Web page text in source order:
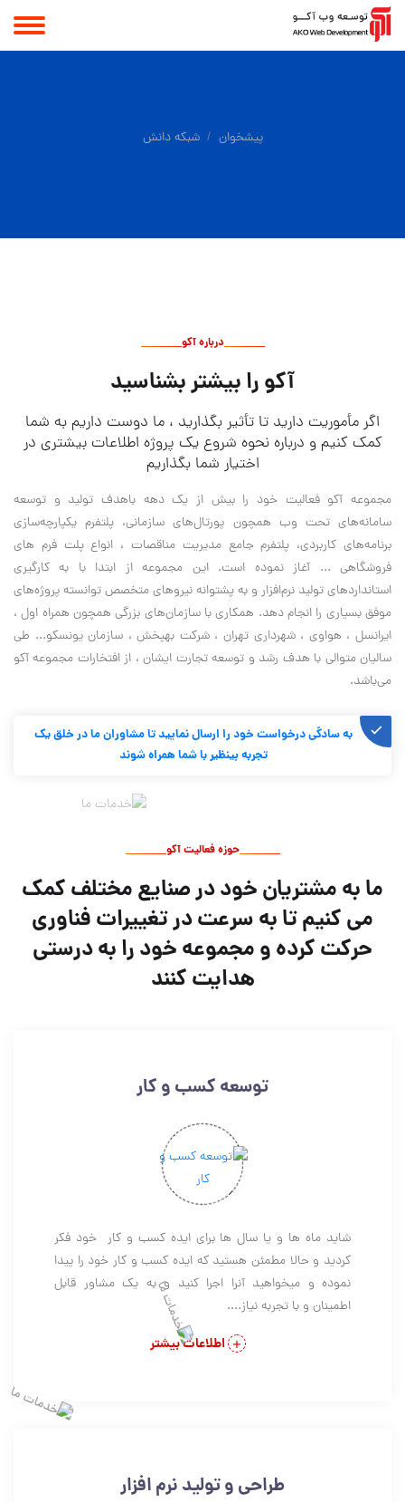
پیشخوان شبکه دانش
درباره آکو
آکو را بیشتر بشناسید
اگر مأموریت دارید تا تأثیر بگذارید ، ما دوست داریم به شما
کمک کنیم و درباره نحوه شروع یک پروژه اطلاعات بیشتری در
اختیار شما بگذاریم
مجموعه آکو فعالیت خود را بیش از یک دهه باهدف تولید و توسعه
سامانه‌های تحت وب همچون پورتال‌های سازمانی، پلتفرم یکپارچه‌سازی
برنامه‌های کاربردی، پلتفرم جامع مدیریت مناقصات ، انواع پلت فرم های
فروشگاهی ... آغاز نموده است. این مجموعه از ابتدا با به کارگیری
استانداردهای تولید نرم‌افزار و به پشتوانه نیروهای متخصص توانسته پروژه‌های
موفق بسیاری را انجام دهد. همکاری با سازمان‌های بزرگی همچون همراه اول ،
ایرانسل ، هواوی ، شهرداری تهران ، شرکت بهپخش ، سازمان یونسکو... طی
سالیان متوالی با هدف رشد و توسعه تجارت ایشان ، از افتخارات مجموعه آکو
می‌باشد.
به سادگی درخواست خود را ارسال نمایید تا مشاوران ما در خلق یک
تجربه بینظیر با شما همراه شوند
حوزه فعالیت آکو
ما به مشتریان خود در صنایع مختلف کمک
می کنیم تا به سرعت در تغییرات فناوری
حرکت کرده و مجموعه خود را به درستی
هدایت کنند
توسعه کسب و کار
شاید ماه ها و یا سال ها برای ایده کسب و کار خود فکر
کردید و حالا مطمئن هستید که ایده کسب و کار خود را پیدا
نموده و میخواهید آنرا اجرا کنید و به یک مشاور قابل
اطمینان و با تجربه نیاز....
اطلاعات بیشتر
طراحی و تولید نرم افزار